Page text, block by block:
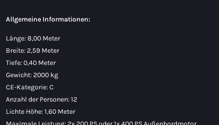
Allgemeine Informationen:
Länge: 8,00 Meter
Breite: 2,59 Meter
Tiefe: 0,40 Meter
Gewicht: 2000 kg
CE-Kategorie: C
Anzahl der Personen: 12
Lichte Höhe: 1,60 Meter